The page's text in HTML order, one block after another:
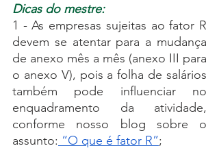
Dicas do mestre:
1 - As empresas sujeitas ao fator R
devem se atentar para a mudança
de anexo mês a mês (anexo III para
o anexo V), pois a folha de salários
também pode influenciar no
enquadramento da atividade,
conforme nosso blog sobre o
assunto: “O que é fator R”;